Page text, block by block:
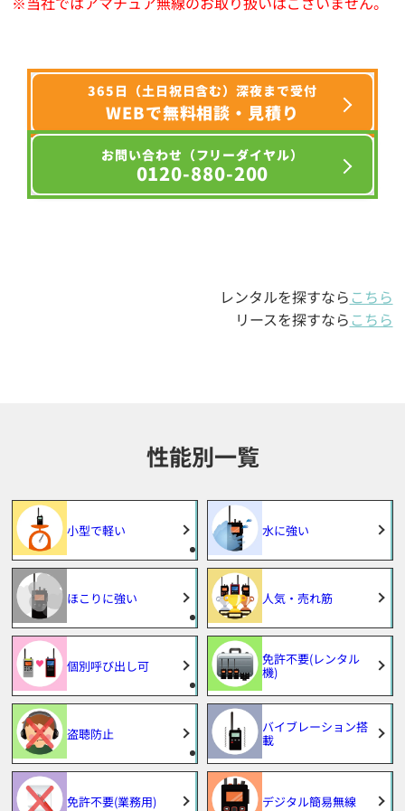
365日（土日祝日含む）深夜まで受付
WEBで無料相談・見積り
お問い合わせ（フリーダイヤル）
0120-880-200
レンタルを探すならこちら
リースを探すならこちら
性能別一覧
小型で軽い 水に強い
ほこりに強い 人気・売れ筋
個別呼び出し可 免許不要(レンタル
機)
盗聴防止 バイブレーション搭
載
免許不要(業務用) デジタル簡易無線